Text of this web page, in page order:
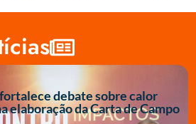
debate sobre calor
elaboração da Carta de Campo